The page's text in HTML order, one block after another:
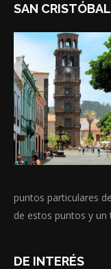
SAN
puntos particulares
de estos puntos y un
DE INTERÉS